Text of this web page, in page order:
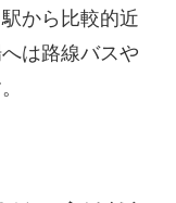
から比較的近
は路線バスや